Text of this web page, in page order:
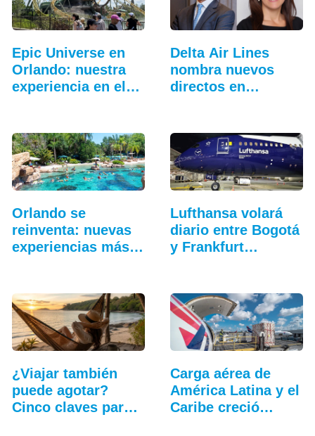
Epic Universe en
Orlando: nuestra
experiencia en el…
Delta Air Lines
nombra nuevos
directos en
Orlando se
reinventa: nuevas
experiencias más
Lufthansa volará
diario entre Bogotá
y Frankfurt…
¿Viajar también
puede agotar?
Cinco claves para
Carga aérea de
América Latina y el
Caribe creció…